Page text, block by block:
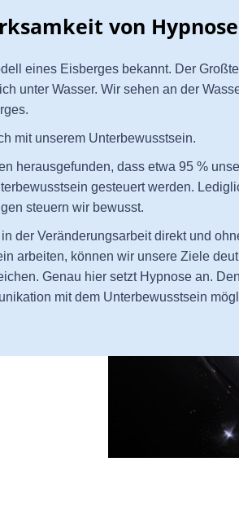
von Hypnose
eines Eisberges bekannt. Der
unter Wasser. Wir sehen an der
mit unserem Unterbewusstsein.
herausgefunden, dass etwa 95 %
gesteuert werden.
steuern wir bewusst.
der Veränderungsarbeit direkt und
arbeiten, können wir unsere Ziele
Genau hier setzt Hypnose an.
mit dem Unterbewusstsein